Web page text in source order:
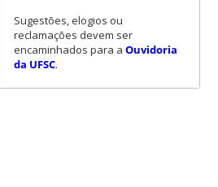
Sugestões, elogios ou
reclamações devem ser
encaminhados para a Ouvidoria
da UFSC.